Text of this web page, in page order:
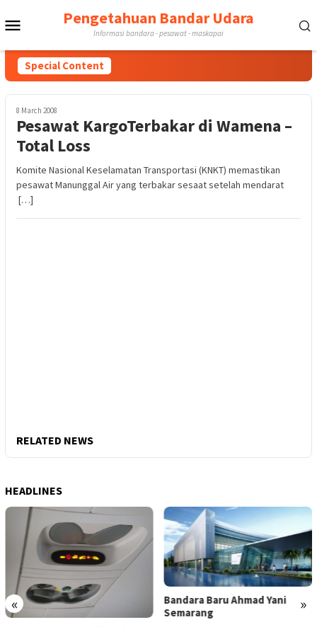
to
MobilePengetahuan Bandar Udara
Informasi bandara - pesawat - maskapai
Special Content
8 March 2008
Pesawat KargoTerbakar di Wamena –
Total Loss
Komite Nasional Keselamatan Transportasi (KNKT) memastikan
pesawat Manunggal Air yang terbakar sesaat setelah mendarat
[…]
RELATED NEWS
HEADLINES
« »
Bandara Baru Ahmad Yani
Semarang